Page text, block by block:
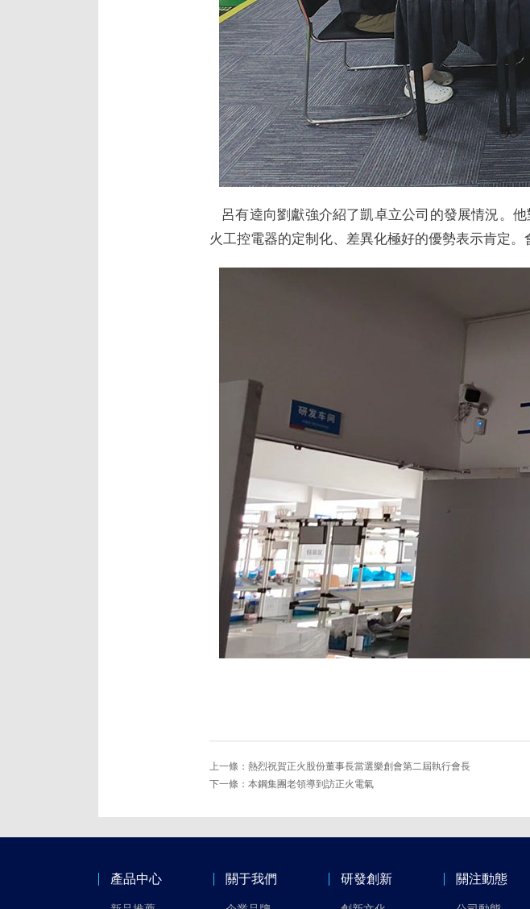
呂有逵向劉獻強介紹了凱卓立公司的發展情況。
火工控電器的定制化、差異化極好的優勢表示肯定。
上一條： 熱烈祝賀正火股份董事長當選樂創會第二屆執行會長
下一條： 本鋼集團老領導到訪正火電氣
產品中心 關于我們 研發創新 關注動態